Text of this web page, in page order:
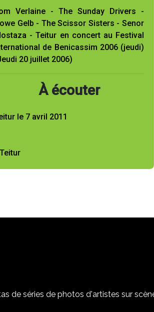
Verlaine - The Sunday Drivers -
Gelb - The Scissor Sisters - Senor
- Teitur en concert au Festival
de Benicassim 2006 (jeudi)
20 juillet 2006)
À écouter
le 7 avril 2011
de séries de photos d'artistes sur